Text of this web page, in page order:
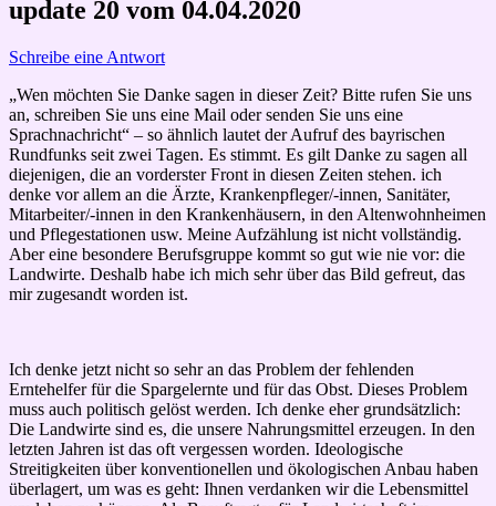
update 20 vom 04.04.2020
Schreibe eine Antwort
„Wen möchten Sie Danke sagen in dieser Zeit? Bitte rufen Sie uns
an, schreiben Sie uns eine Mail oder senden Sie uns eine
Sprachnachricht“ – so ähnlich lautet der Aufruf des bayrischen
Rundfunks seit zwei Tagen. Es stimmt. Es gilt Danke zu sagen all
diejenigen, die an vorderster Front in diesen Zeiten stehen. ich
denke vor allem an die Ärzte, Krankenpfleger/-innen, Sanitäter,
Mitarbeiter/-innen in den Krankenhäusern, in den Altenwohnheimen
und Pflegestationen usw. Meine Aufzählung ist nicht vollständig.
Aber eine besondere Berufsgruppe kommt so gut wie nie vor: die
Landwirte. Deshalb habe ich mich sehr über das Bild gefreut, das
mir zugesandt worden ist.
Ich denke jetzt nicht so sehr an das Problem der fehlenden
Erntehelfer für die Spargelernte und für das Obst. Dieses Problem
muss auch politisch gelöst werden. Ich denke eher grundsätzlich:
Die Landwirte sind es, die unsere Nahrungsmittel erzeugen. In den
letzten Jahren ist das oft vergessen worden. Ideologische
Streitigkeiten über konventionellen und ökologischen Anbau haben
überlagert, um was es geht: Ihnen verdanken wir die Lebensmittel